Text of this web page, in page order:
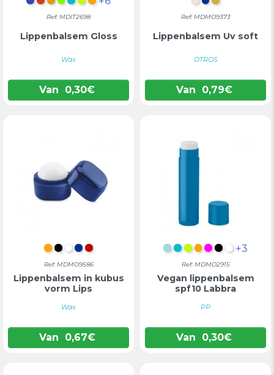
TRANSPARANT BLAUW
TRANSPARANT ROOD
TRANSPARANT ORANJE
TRANSPARANT LIMOEN GROEN
TURKOOIS
LIMOEN
ORANJE
Ref: MDIT2698
Lippenbalsem Gloss
Wax
Van 0,30€
CHAMPAGNE
BLAUW
GOUD
Ref: MDMO9373
Lippenbalsem Uv soft
OTROS
Van 0,79€
ORANJE
ZWART
WITBLAUW
ROOD
Ref: MDMO9586
Lippenbalsem in kubus
vorm Lips
Wax
Van 0,67€
MINTGROEN
TURKOOIS
LIMOEN
ORANJE
FUCHSIA
ZWART
WIT
+3
Ref: MDMO2915
Vegan lippenbalsem
spf10 Labbra
PP
Van 0,30€